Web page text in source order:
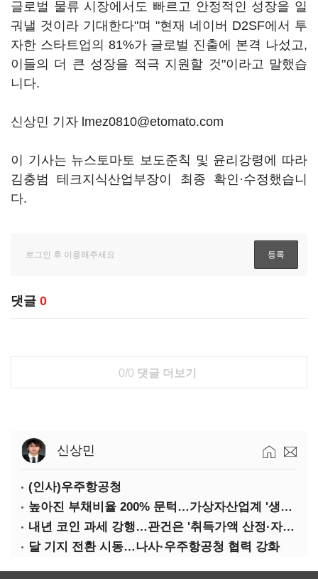
글로벌 물류 시장에서도 빠르고 안정적인 성장을 일
궈낼 것이라 기대한다"며 "현재 네이버 D2SF에서 투
자한 스타트업의 81%가 글로벌 진출에 본격 나섰고,
이들의 더 큰 성장을 적극 지원할 것"이라고 말했습
니다.
신상민 기자 lmez0810@etomato.com
이 기사는 뉴스토마토 보도준칙 및 윤리강령에 따라
김충범 테크지식산업부장이 최종 확인·수정했습니
다.
댓글 0
0/0 댓글 더보기
신상민
(인사)우주항공청
높아진 부채비율 200% 문턱…가상자산업계 '생존 시험대'
내년 코인 과세 강행…관건은 '취득가액 산정·자산 이동'
달 기지 전환 시동…나사·우주항공청 협력 강화